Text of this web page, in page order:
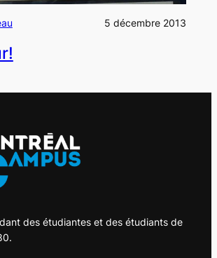
5 décembre 2013
des étudiantes et des étudiants de